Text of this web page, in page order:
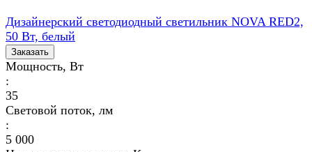
Дизайнерский светодиодный светильник NOVA RED2,
50 Вт, белый
Заказать
Мощность, Вт
:
35
Световой поток, лм
:
5 000